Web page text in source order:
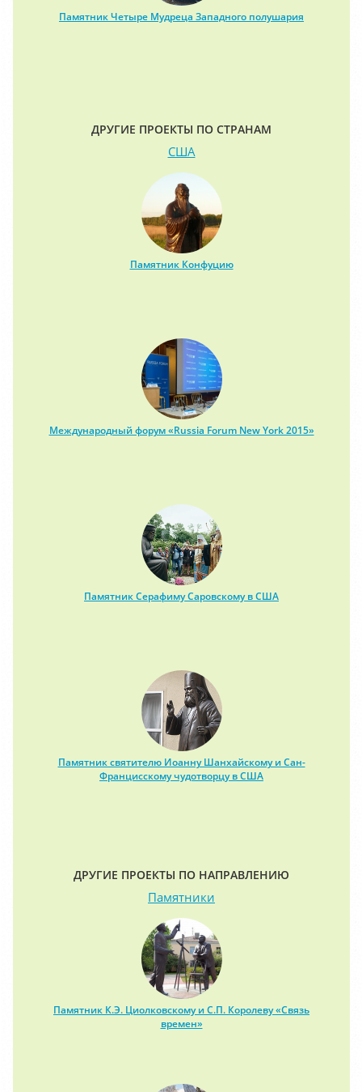
Памятник Четыре Мудреца Западного полушария
ДРУГИЕ ПРОЕКТЫ ПО СТРАНАМ
США
Памятник Конфуцию
Международный форум «Russia Forum New York 2015»
Памятник Серафиму Саровскому в США
Памятник святителю Иоанну Шанхайскому и Сан-
Францисскому чудотворцу в США
ДРУГИЕ ПРОЕКТЫ ПО НАПРАВЛЕНИЮ
Памятники
Памятник К.Э. Циолковскому и С.П. Королеву «Связь
времен»